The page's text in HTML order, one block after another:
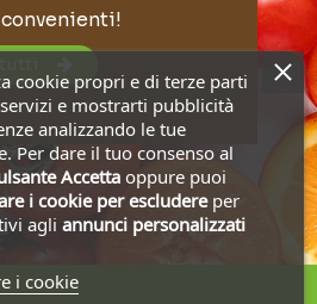
cookie propri e di terze parti
e mostrarti pubblicità
analizzando le tue
Per dare il tuo consenso al
Accettaoppure puoi
i cookie per escludereper
agli annunci personalizzati
i cookie